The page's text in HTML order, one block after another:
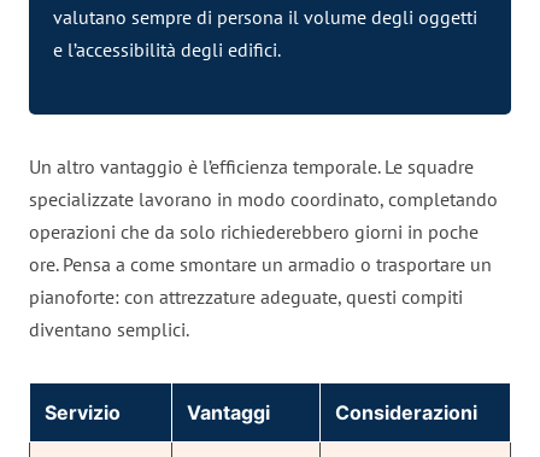
valutano sempre di persona il volume degli oggetti
e l’accessibilità degli edifici.
Un altro vantaggio è l’efficienza temporale. Le squadre
specializzate lavorano in modo coordinato, completando
operazioni che da solo richiederebbero giorni in poche
ore. Pensa a come smontare un armadio o trasportare un
pianoforte: con attrezzature adeguate, questi compiti
diventano semplici.
Servizio Vantaggi Considerazioni